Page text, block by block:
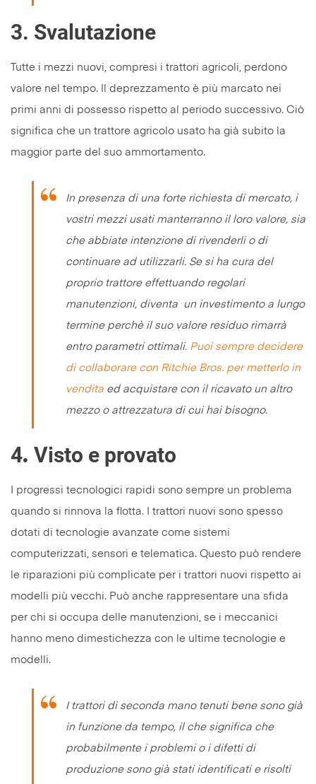
3. Svalutazione
Tutte i mezzi nuovi, compresi i trattori agricoli, perdono
valore nel tempo. Il deprezzamento è più marcato nei
primi anni di possesso rispetto al periodo successivo. Ciò
significa che un trattore agricolo usato ha già subito la
maggior parte del suo ammortamento.
In presenza di una forte richiesta di mercato, i
vostri mezzi usati manterranno il loro valore, sia
che abbiate intenzione di rivenderli o di
continuare ad utilizzarli. Se si ha cura del
proprio trattore effettuando regolari
manutenzioni, diventa un investimento a lungo
termine perchè il suo valore residuo rimarrà
entro parametri ottimali. Puoi sempre decidere
di collaborare con Ritchie Bros. per metterlo in
vendita ed acquistare con il ricavato un altro
mezzo o attrezzatura di cui hai bisogno.
4. Visto e provato
I progressi tecnologici rapidi sono sempre un problema
quando si rinnova la flotta. I trattori nuovi sono spesso
dotati di tecnologie avanzate come sistemi
computerizzati, sensori e telematica. Questo può rendere
le riparazioni più complicate per i trattori nuovi rispetto ai
modelli più vecchi. Può anche rappresentare una sfida
per chi si occupa delle manutenzioni, se i meccanici
hanno meno dimestichezza con le ultime tecnologie e
modelli.
I trattori di seconda mano tenuti bene sono già
in funzione da tempo, il che significa che
probabilmente i problemi o i difetti di
produzione sono già stati identificati e risolti